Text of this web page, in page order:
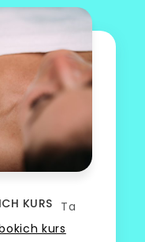
KURS
Ta
kurs